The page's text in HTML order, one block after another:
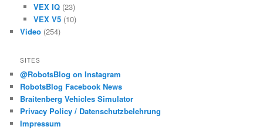
VEX IQ(23)
VEX V5(10)
Video (254)
SITES
@RobotsBlog on Instagram
RobotsBlog Facebook News
Braitenberg Vehicles Simulator
Privacy Policy / Datenschutzbelehrung
Impressum